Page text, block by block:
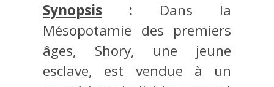
Synopsis : Dans la
Mésopotamie des premiers
âges, Shory, une jeune
esclave, est vendue à un